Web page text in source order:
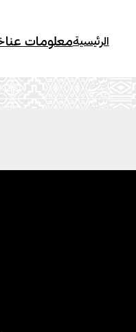
الرئيسيةمعلومات عنا